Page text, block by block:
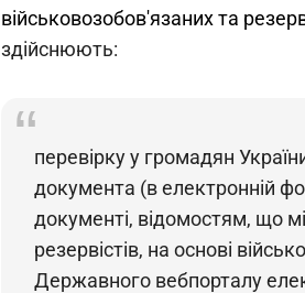
військовозобов'язаних та
здійснюють:
перевірку у громадян
документа (в електронній
документі, відомостям, що
резервістів, на основі
Державного вебпорталу